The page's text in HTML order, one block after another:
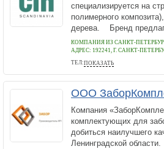
специализируется на
полимерного
дерева. Бренд
КОМПАНИЯ ИЗ САНКТ-
АДРЕС: 192241, Г. САНКТ-
ТЕЛ:ПОКАЗАТЬ
8 (800) 550-70-38
ООО
Компания
комплектующих для
добиться наилучшего
Ленинградской